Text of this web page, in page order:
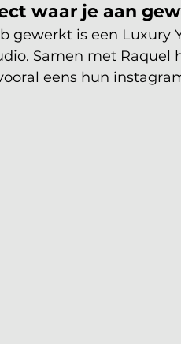
waar je aan
gewerkt is een Luxury
Samen met Raquel
eens hun